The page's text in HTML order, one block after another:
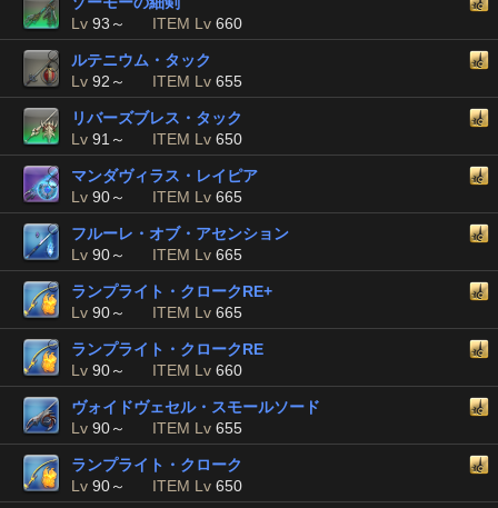
Lv 93～ ITEM Lv 660
ルテニウム・タック
Lv 92～ ITEM Lv 655
リバーズブレス・タック
Lv 91～ ITEM Lv 650
マンダヴィラス・レイピア
Lv 90～ ITEM Lv 665
フルーレ・オブ・アセンション
Lv 90～ ITEM Lv 665
ランプライト・クロークRE+
Lv 90～ ITEM Lv 665
ランプライト・クロークRE
Lv 90～ ITEM Lv 660
ヴォイドヴェセル・スモールソード
Lv 90～ ITEM Lv 655
ランプライト・クローク
Lv 90～ ITEM Lv 650